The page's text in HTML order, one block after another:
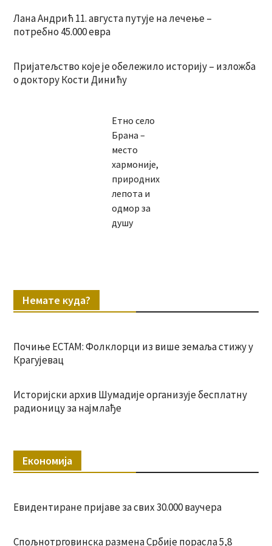
Лана Андрић 11. августа путује на лечење –
потребно 45.000 евра
Пријатељство које је обележило историју – изложба
о доктору Кости Динићу
Етно село
Брана –
место
хармоније,
природних
лепота и
одмор за
душу
Немате куда?
Почиње ЕСТАМ: Фолклорци из више земаља стижу у
Крагујевац
Историјски архив Шумадије организује бесплатну
радионицу за најмлађе
Економија
Евидентиране пријаве за свих 30.000 ваучера
Спољнотрговинска размена Србије порасла 5,8